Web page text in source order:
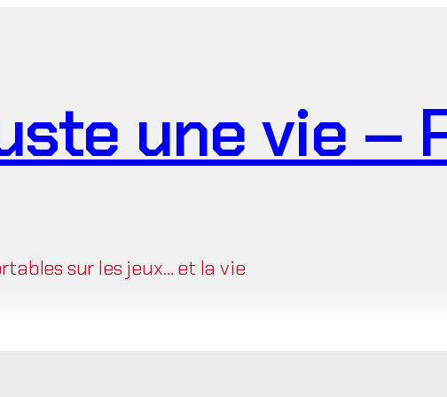
une vie –
sur les jeux… et la vie